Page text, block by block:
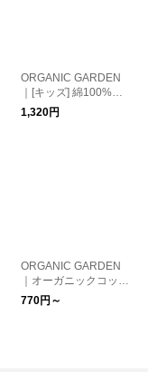
ORGANIC GARDEN
｜[キッズ] 綿100%の
リブソックス
1,320円
ORGANIC GARDEN
｜オーガニックコット
ンのタオル・ロゴ【ギ
フト】
770円～